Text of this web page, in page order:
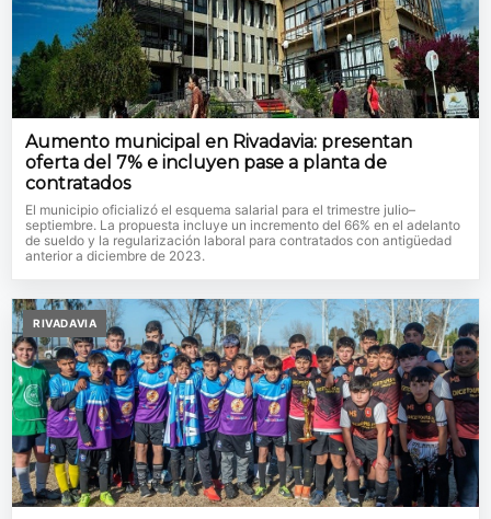
Aumento municipal en Rivadavia: presentan
oferta del 7% e incluyen pase a planta de
contratados
El municipio oficializó el esquema salarial para el trimestre julio–
septiembre. La propuesta incluye un incremento del 66% en el adelanto
de sueldo y la regularización laboral para contratados con antigüedad
anterior a diciembre de 2023.
RIVADAVIA